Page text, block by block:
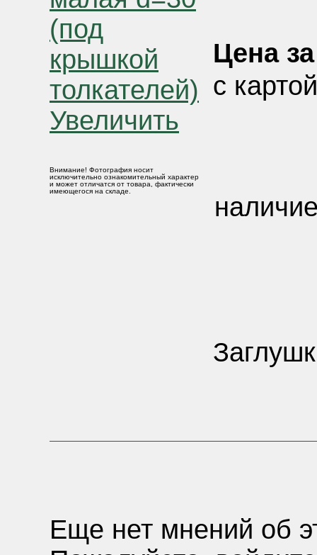
Увеличить
Внимание! Фотография носит
исключительно ознакомительный характер
и может отличатся от товара, фактически
имеющегося на складе.
Цена
с
Еще нет мнений об